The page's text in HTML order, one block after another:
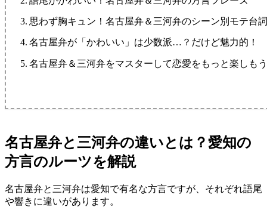
思わず胸キュン！名古屋弁＆三河弁のシーン別モテ台
名古屋弁が「かわいい」は少数派…？だけど魅力的！
名古屋弁＆三河弁をマスターして恋愛をもっと楽しも
名古屋弁と三河弁の違いとは？愛知の
方言のルーツを解説
名古屋弁と三河弁は愛知で有名な方言ですが、それぞれ語尾
や響きに違いがあります。